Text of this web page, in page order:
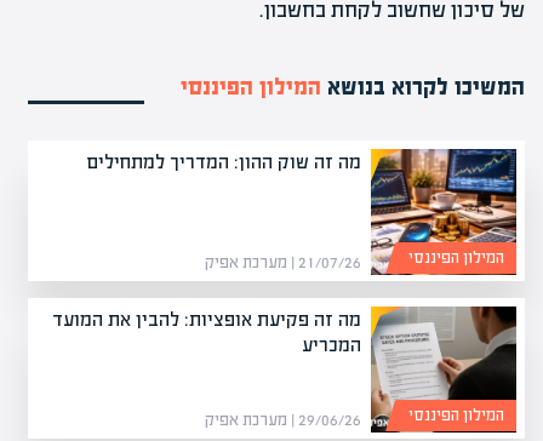
של סיכון שחשוב לקחת בחשבון.
המשיכו לקרוא בנושא המילון הפיננסי
מה זה שוק ההון: המדריך למתחילים
21/07/26 | מערכת אפיק המילון הפיננסי
מה זה פקיעת אופציות: להבין את המועד
המכריע
29/06/26 | מערכת אפיק המילון הפיננסי